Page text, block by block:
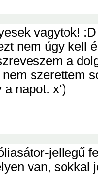
vagytok!
nem úgy kell
a
nem szerettem
napot. x‘)
jellegű
van, sokkal